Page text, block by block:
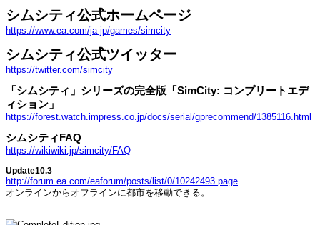
シムシティ公式ホームページ
https://www.ea.com/ja-jp/games/simcity
シムシティ公式ツイッター
https://twitter.com/simcity
「シムシティ」シリーズの完全版「SimCity: コンプリートエデ
ィション」
https://forest.watch.impress.co.jp/docs/serial/gprecommend/1385116.html
シムシティFAQ
https://wikiwiki.jp/simcity/FAQ
Update10.3
http://forum.ea.com/eaforum/posts/list/0/10242493.page
オンラインからオフラインに都市を移動できる。